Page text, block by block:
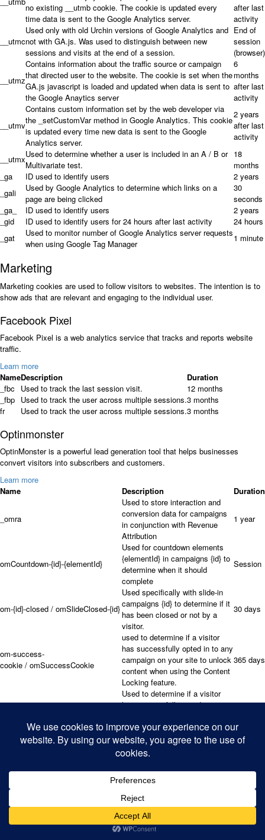
no existing __utmb cookie. The cookie is updated every
time data is sent to the Google Analytics server.
after last
activity
__utmc
Used only with old Urchin versions of Google Analytics and
not with GA.js. Was used to distinguish between new
sessions and visits at the end of a session.
End of
session
(browser)
__utmz
Contains information about the traffic source or campaign
that directed user to the website. The cookie is set when the
GA.js javascript is loaded and updated when data is sent to
the Google Anaytics server
6
months
after last
activity
__utmv
Contains custom information set by the web developer via
the _setCustomVar method in Google Analytics. This cookie
is updated every time new data is sent to the Google
Analytics server.
2 years
after last
activity
__utmxUsed to determine whether a user is included in an A / B or
Multivariate test.
18
months
_ga
ID used to identify users
2 years
_gali
Used by Google Analytics to determine which links on a
page are being clicked
30
seconds
_ga_
ID used to identify users
2 years
_gid
ID used to identify users for 24 hours after last activity
24 hours
_gat
Used to monitor number of Google Analytics server requests
when using Google Tag Manager
1 minute
Marketing
Marketing cookies are used to follow visitors to websites. The intention is to
show ads that are relevant and engaging to the individual user.
Facebook Pixel
Facebook Pixel is a web analytics service that tracks and reports website
traffic.
Learn more
NameDescription
Duration
_fbc
Used to track the last session visit.
12 months
_fbp Used to track the user across multiple sessions.3 months
fr
Used to track the user across multiple sessions.3 months
Optinmonster
OptinMonster is a powerful lead generation tool that helps businesses
convert visitors into subscribers and customers.
Learn more
Name
Description Duration
_omra
Used to store interaction and
conversion data for campaigns
in conjunction with Revenue
Attribution
1 year
omCountdown-{id}-{elementId}
Used for countdown elements
{elementId} in campaigns {id} to
determine when it should
complete
Session
om-{id}-closed / omSlideClosed-{id}
Used specifically with slide-in
campaigns {id} to determine if it
has been closed or not by a
visitor.
30 days
om-success-
cookie / omSuccessCookie
used to determine if a visitor
has successfully opted in to any
campaign on your site to unlock
content when using the Content
Locking feature.
365 days
Used to determine if a visitor
has successfully opted in to a
your site
Used to determine if a visitor
has been shown a campaign by
used to determine if a visitor
has interacted with a campaign
ID of {id} on your site.
om-interaction-
cookie / omGlobalInteractionCookie
Used to determine if a visitor
has interacted with any
campaign on your site.